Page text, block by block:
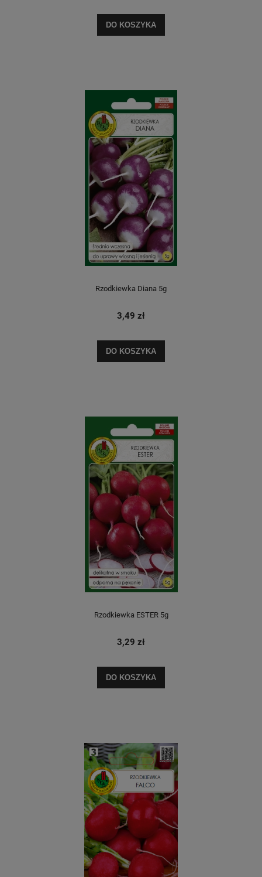
DO KOSZYKA
Rzodkiewka Diana 5g
3,49 zł
DO KOSZYKA
Rzodkiewka ESTER 5g
3,29 zł
DO KOSZYKA